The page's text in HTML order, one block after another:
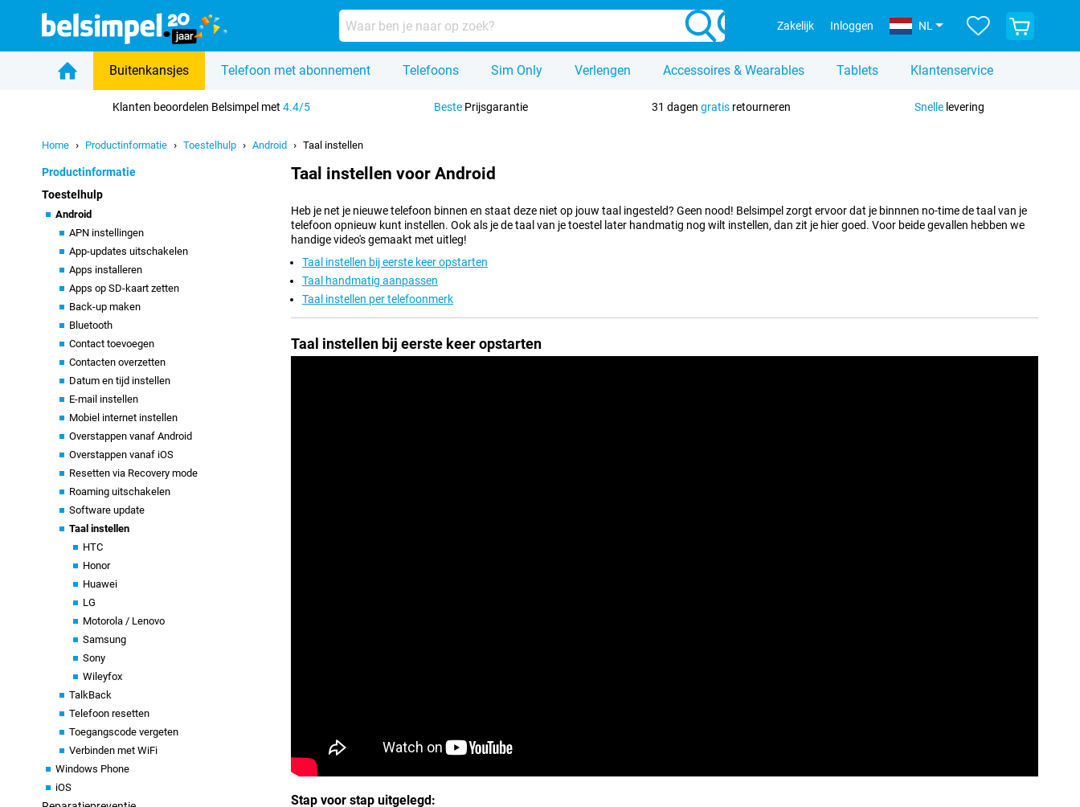
Zakelijk Inloggen NL
Bekijk
je
winkelwagen
Home
Buitenkansjes Telefoon met abonnement Telefoons Sim Only Verlengen Accessoires & Wearables Tablets Klantenservice
Klanten beoordelen Belsimpel met 4.4/5 BestePrijsgarantie 31 dagengratis retourneren Snelle levering
Home Productinformatie Toestelhulp Android Taal instellen
Productinformatie
Toestelhulp
Android
APN instellingen
App-updates uitschakelen
Apps installeren
Apps op SD-kaart zetten
Back-up maken
Bluetooth
Contact toevoegen
Contacten overzetten
Datum en tijd instellen
E-mail instellen
Mobiel internet instellen
Overstappen vanaf Android
Overstappen vanaf iOS
Resetten via Recovery mode
Roaming uitschakelen
Software update
Taal instellen
HTC
Honor
Huawei
LG
Motorola / Lenovo
Samsung
Sony
Wileyfox
TalkBack
Telefoon resetten
Toegangscode vergeten
Verbinden met WiFi
Windows Phone
iOS
Taal instellen voor Android
Heb je net je nieuwe telefoon binnen en staat deze niet op jouw taal ingesteld? Geen nood! Belsimpel zorgt ervoor dat je binnnen no-time de taal van je
telefoon opnieuw kunt instellen. Ook als je de taal van je toestel later handmatig nog wilt instellen, dan zit je hier goed. Voor beide gevallen hebben we
handige video's gemaakt met uitleg!
Taal instellen bij eerste keer opstarten
Taal handmatig aanpassen
Taal instellen per telefoonmerk
Taal instellen bij eerste keer opstarten
Stap voor stap uitgelegd: